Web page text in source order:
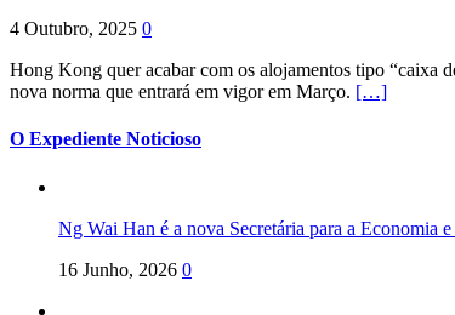
4 Outubro, 2025 0
Hong Kong quer acabar com os alojamentos tipo “caixa
nova norma que entrará em vigor em Março. […]
O Expediente Noticioso
Ng Wai Han é a nova Secretária para a Economia
16 Junho, 2026 0